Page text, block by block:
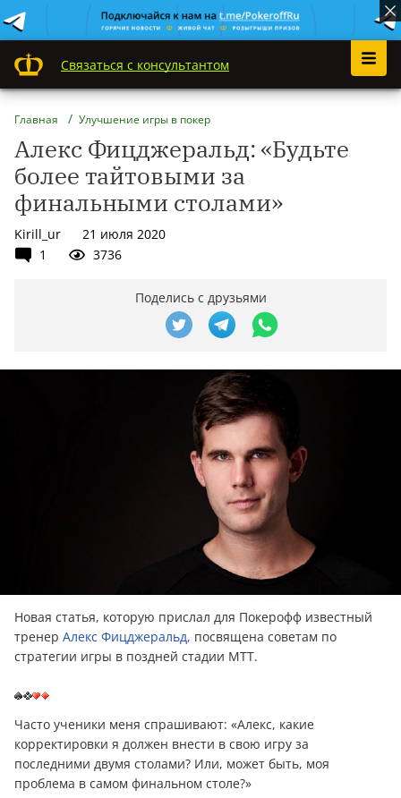
Связаться с консультантом
Главная Улучшение игры в покер
Алекс Фицджеральд: «Будьте
более тайтовыми за
финальными столами»
Kirill_ur
21 июля 2020
1
3736
Поделись с друзьями
Новая статья, которую прислал для Покерофф известный
тренер Алекс Фицджеральд, посвящена советам по
стратегии игры в поздней стадии MTT.
Часто ученики меня спрашивают: «Алекс, какие
корректировки я должен внести в свою игру за
последними двумя столами? Или, может быть, моя
проблема в самом финальном столе?»